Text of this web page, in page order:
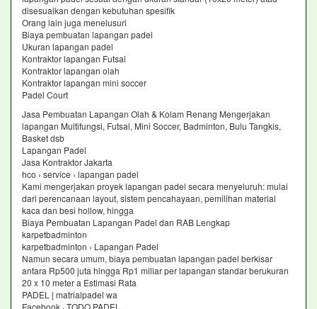
disesuaikan dengan kebutuhan spesifik
Orang lain juga menelusuri
Biaya pembuatan lapangan padel
Ukuran lapangan padel
Kontraktor lapangan Futsal
Kontraktor lapangan olah
Kontraktor lapangan mini soccer
Padel Court
Jasa Pembuatan Lapangan Olah & Kolam Renang Mengerjakan
lapangan Multifungsi, Futsal, Mini Soccer, Badminton, Bulu Tangkis,
Basket dsb
Lapangan Padel
Jasa Kontraktor Jakarta
hco › service › lapangan padel
Kami mengerjakan proyek lapangan padel secara menyeluruh: mulai
dari perencanaan layout, sistem pencahayaan, pemilihan material
kaca dan besi hollow, hingga
Biaya Pembuatan Lapangan Padel dan RAB Lengkap
karpetbadminton
karpetbadminton › Lapangan Padel
Namun secara umum, biaya pembuatan lapangan padel berkisar
antara Rp500 juta hingga Rp1 miliar per lapangan standar berukuran
20 x 10 meter a Estimasi Rata
PADEL | matrialpadel wa
Facebook · TODO PADEL